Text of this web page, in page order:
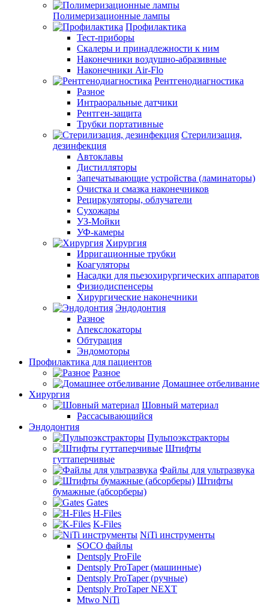
Полимеризационные лампы
Профилактика
Тест-приборы
Скалеры и принадлежности к ним
Наконечники воздушно-абразивные
Наконечники Air-Flo
Рентгенодиагностика
Разное
Интраоральные датчики
Рентген-защита
Трубки портативные
Стерилизация,
дезинфекция
Автоклавы
Дистилляторы
Запечатывающие устройства (ламинаторы)
Очистка и смазка наконечников
Рециркуляторы, облучатели
Сухожары
УЗ-Мойки
УФ-камеры
Хирургия
Ирригационные трубки
Коагуляторы
Насадки для пьезохирургических аппаратов
Физиодиспенсеры
Хирургические наконечники
Эндодонтия
Разное
Апекслокаторы
Обтурация
Эндомоторы
Профилактика для пациентов
Разное
Домашнее отбеливание
Хирургия
Шовный материал
Рассасывающийся
Эндодонтия
Пульпоэкстракторы
Штифты
гуттаперчивые
Файлы для ультразвука
Штифты
бумажные (абсорберы)
Gates
H-Files
K-Files
NiTi инструменты
SOCO файлы
Dentsply ProFile
Dentsply ProTaper (машинные)
Dentsply ProTaper (ручные)
Dentsply ProTaper NEXT
Mtwo NiTi